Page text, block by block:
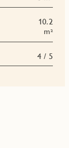
10.2
m²
4 / 5